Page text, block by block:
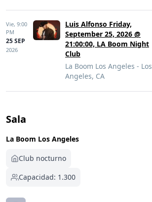
Vie, 9:00
PM
25 SEP
2026
Luis Alfonso Friday,
September 25, 2026 @
21:00:00, LA Boom Night
Club
La Boom Los Angeles - Los
Angeles, CA
Sala
La Boom Los Angeles
Club nocturno
Capacidad: 1.300